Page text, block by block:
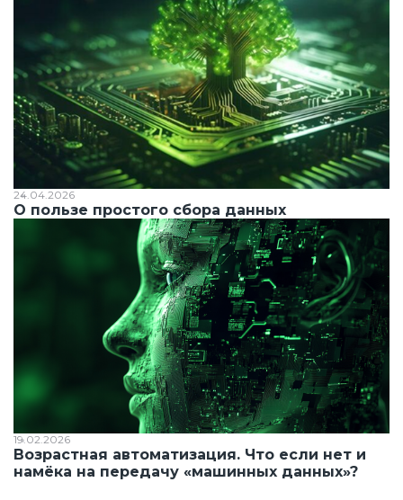
24.04.2026
О пользе простого сбора данных
19.02.2026
Возрастная автоматизация. Что если нет и
намёка на передачу «машинных данных»?